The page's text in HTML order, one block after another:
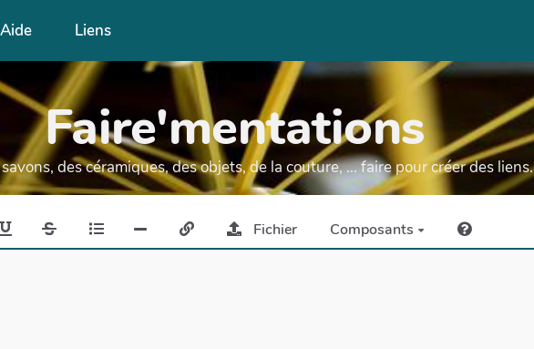
Aide Liens
Faire'mentations
des céramiques, des objets, de la couture, ... faire pour créer des liens.
Fichier Composants